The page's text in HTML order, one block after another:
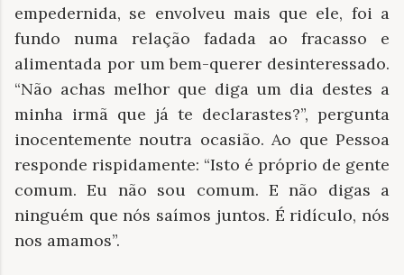
empedernida, se envolveu mais que ele, foi a
fundo numa relação fadada ao fracasso e
alimentada por um bem-querer desinteressado.
“Não achas melhor que diga um dia destes a
minha irmã que já te declarastes?”, pergunta
inocentemente noutra ocasião. Ao que Pessoa
responde rispidamente: “Isto é próprio de gente
comum. Eu não sou comum. E não digas a
ninguém que nós saímos juntos. É ridículo, nós
nos amamos”.